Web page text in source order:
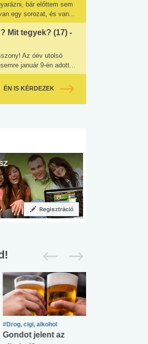
bár előttem sem
egy sorozat, és van...
Mit tegyek? (17) -
Az óév utolsó
január 9-én adott...
ÉN IS KÉRDEZEK
#Drog, cigi, alkohol
Gondot jelent az